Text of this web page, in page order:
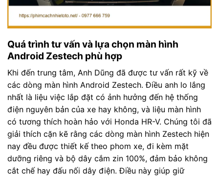
Quá trình tư vấn và lựa chọn màn hình
Android Zestech phù hợp
Khi đến trung tâm, Anh Dũng đã được tư vấn rất kỹ về
các dòng màn hình Android Zestech. Điều anh lo lắng
nhất là liệu việc lắp đặt có ảnh hưởng đến hệ thống
điện nguyên bản của xe hay không, và liệu màn hình
có tương thích hoàn hảo với Honda HR-V. Chúng tôi đã
giải thích cặn kẽ rằng các dòng màn hình Zestech hiện
nay đều được thiết kế theo phom xe, đi kèm mặt
dưỡng riêng và bộ dây cắm zin 100%, đảm bảo không
cắt chế hay đấu nối dây điện. Điều này giúp giữ